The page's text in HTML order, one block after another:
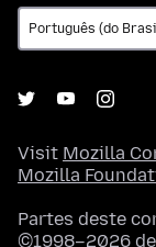
Visit Mozilla
Mozilla
Partes deste
©1998–2026